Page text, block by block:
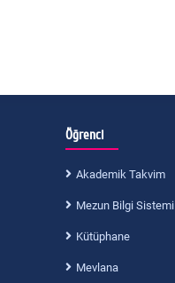
Öğrenci
Akademik Takvim
Mezun Bilgi Sistemi
Kütüphane
Mevlana